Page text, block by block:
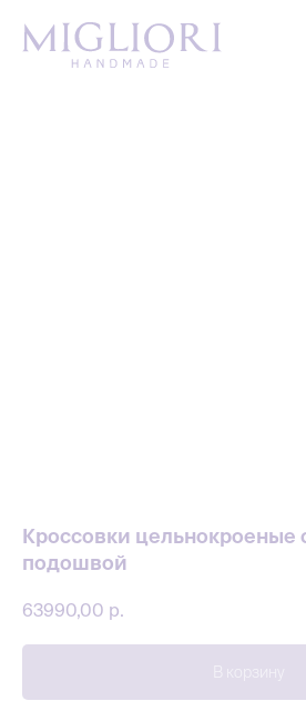
Кроссовки цельнокроеные
подошвой
63990,00 р.